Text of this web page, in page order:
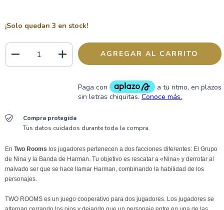
¡Solo quedan 3 en stock!
Compra protegida
Tus datos cuidados durante toda la compra.
En Two Rooms los jugadores pertenecen a dos facciones diferentes: El Grupo
de Nina y la Banda de Harman. Tu objetivo es rescatar a «Nina» y derrotar al
malvado ser que se hace llamar Harman, combinando la habilidad de los
personajes.
TWO ROOMS es un juego cooperativo para dos jugadores. Los jugadores se